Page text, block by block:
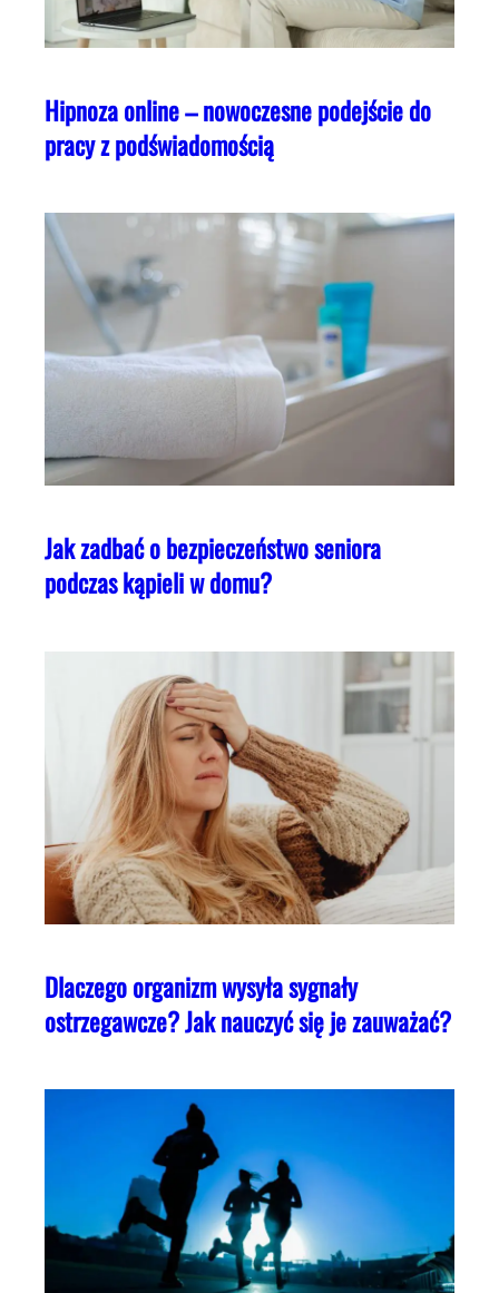
Hipnoza online – nowoczesne podejście do
pracy z podświadomością
Jak zadbać o bezpieczeństwo seniora
podczas kąpieli w domu?
Dlaczego organizm wysyła sygnały
ostrzegawcze? Jak nauczyć się je zauważać?